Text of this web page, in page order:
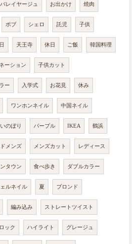
バレイヤージュ お出かけ 焼肉
ボブ シェロ 託児 子供
天王寺 休日 ご飯 韓国料理
ーション 子供カット
ー 入学式 お花見 休み
ワンホンネイル 中国ネイル
のぼり パープル IKEA 鶴浜
メンズ メンズカット レディース
タウン 食べ歩き ダブルカラー
ルネイル 夏 ブロンド
編み込み ストレートツイスト
ック ハイライト グレージュ